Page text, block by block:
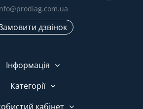
дзвінок
Інформація
Категорії
кабінет